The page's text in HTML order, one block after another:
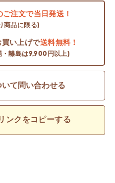
ご注文で当日発送！
商品に限る)
買い上げで送料無料！
離島は9,900円以上)
いて問い合わせる
ンクをコピーする